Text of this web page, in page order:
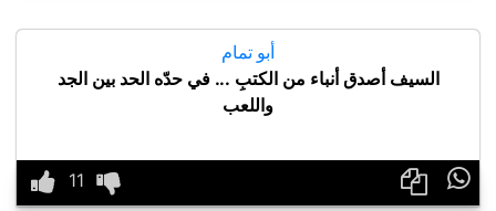
أبو تمام
السيف أصدق أنباء من الكتبِ ... في حدّه الحد بين الجد
واللعب
